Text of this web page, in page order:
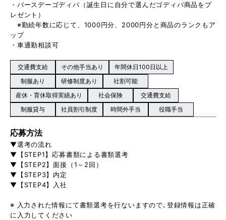
・バースデーゴディバ（誕生日に自分で選んだゴディバ商品をプ
レゼント）
※勤続年数に応じて、1000円分、2000円分と商品のランクもア
ップ
・車通勤相談可
交通費支給 その他手当あり
年間休日100日以上
制服あり
研修制度あり
社割可能
産休・育休取得実績あり
社会保険
交通費支給
制服貸与
社員割引制度 時間外手当 役職手当
応募方法
▼選考の流れ
▼【STEP1】応募書類による書類選考
▼【STEP2】面接（1～2回）
▼【STEP3】内定
▼【STEP4】入社
※ 入力された情報にて書類選考を行ないますので､登録情報は正確
に入力してください